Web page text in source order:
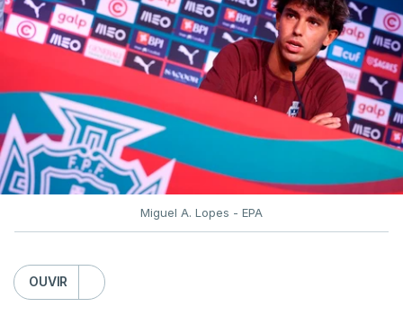
Miguel A. Lopes - EPA
OUVIR